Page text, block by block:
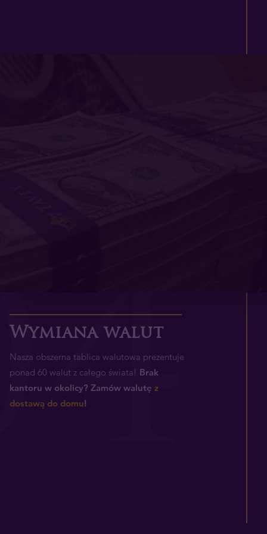
Wymiana walut
Nasza obszerna tablica walutowa prezentuje
ponad 60 walut z całego świata! Brak
kantoru w okolicy? Zamów walutę z
dostawą do domu!
4